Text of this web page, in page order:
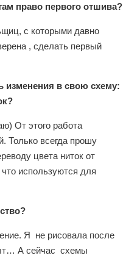
право первого отшива?
с которыми давно
, сделать первый
изменения в свою схему:
От этого работа
Только всегда прошу
цвета ниток от
используются для
Я не рисовала после
А сейчас схемы